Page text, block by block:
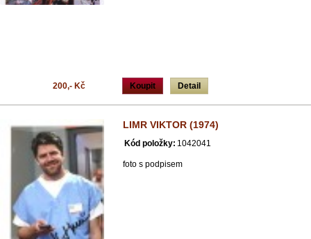
Koupit Detail
200,- Kč
LIMR VIKTOR (1974)
Kód položky: 1042041
foto s podpisem